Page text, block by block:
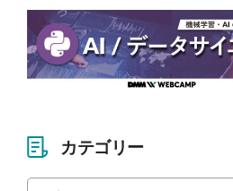
カテゴリー